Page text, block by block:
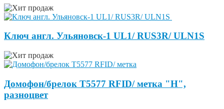
Ключ англ. Ульяновск-1 UL1/ RUS3R/ ULN1S
Домофон/брелок Т5577 RFID/ метка "Н",
разноцвет